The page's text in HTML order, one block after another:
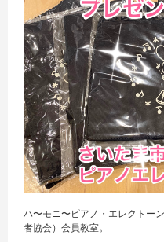
ハ〜モニ〜ピアノ・エレクトー
者協会）会員教室。